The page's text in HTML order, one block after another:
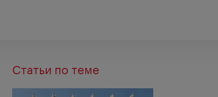
Статьи по теме